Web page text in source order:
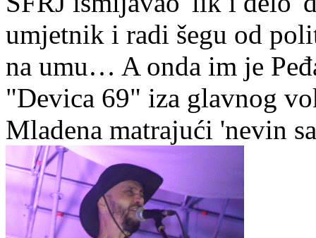
umjetnik i radi šegu od
na umu… A onda im je
"Devica 69" iza glavnog
Mladena matrajući 'nevin